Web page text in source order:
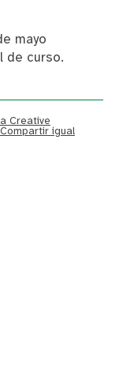
mayo
de curso.
Creative
igual